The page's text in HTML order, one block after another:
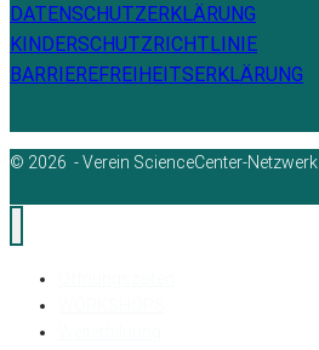
DATENSCHUTZERKLÄRUNG
KINDERSCHUTZRICHTLINIE
BARRIEREFREIHEITSERKLÄRUNG
© 2026 - Verein ScienceCenter-Netzwerk